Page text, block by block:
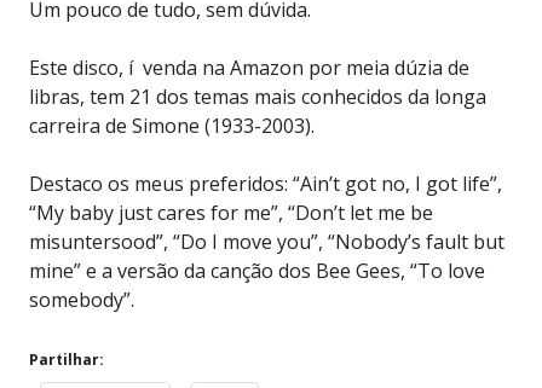
Um pouco de tudo, sem dúvida.
Este disco, í venda na Amazon por meia dúzia de
libras, tem 21 dos temas mais conhecidos da longa
carreira de Simone (1933-2003).
Destaco os meus preferidos: “Ain’t got no, I got life”,
“My baby just cares for me”, “Don’t let me be
misuntersood”, “Do I move you”, “Nobody’s fault but
mine” e a versão da canção dos Bee Gees, “To love
somebody”.
Partilhar: